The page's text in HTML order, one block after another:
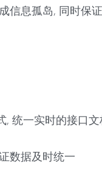
信息孤岛, 同时保
, 统一实时的接口文
数据及时统一